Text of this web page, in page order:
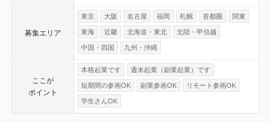
募集エリア
東京 大阪 名古屋 福岡 札幌 首都圏 関東
東海 近畿 北海道・東北 北陸・甲信越
中国・四国 九州・沖縄
ここが
ポイント
本格起業です 週末起業（副業起業）です
短期間の参画OK 副業参画OK リモート参画OK
学生さんOK